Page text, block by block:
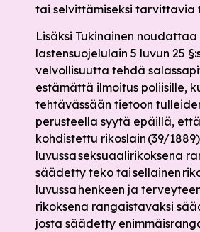
tai selvittämiseksi tarvittavia
Lisäksi Tukinainen noudattaa
lastensuojelulain 5 luvun 25
velvollisuutta tehdä
estämättä ilmoitus poliisille,
tehtävässään tietoon
perusteella syytä epäillä,
kohdistettu rikoslain (39/
luvussa seksuaalirikoksena
säädetty teko tai sellainen
luvussa henkeen ja
rikoksena rangaistavaksi
josta säädetty